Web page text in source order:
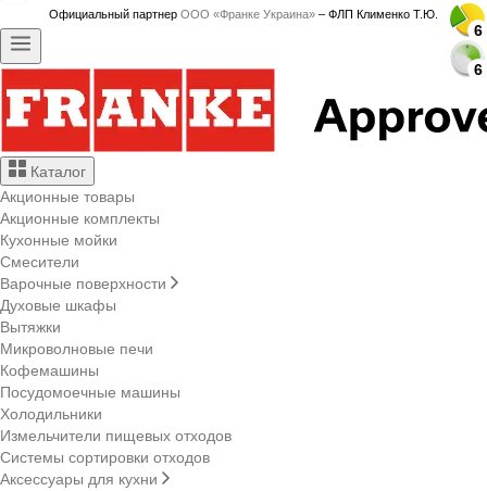
Официальный партнер ООО «Франке Украина» – ФЛП Клименко Т.Ю.
Каталог
Акционные товары
Акционные комплекты
Кухонные мойки
Смесители
Варочные поверхности
Духовые шкафы
Вытяжки
Микроволновые печи
Кофемашины
Посудомоечные машины
Холодильники
Измельчители пищевых отходов
Системы сортировки отходов
Аксессуары для кухни
6
6
6
6
6
6
6
6
6
6
6
6
6
6
6
6
6
6
6
6
6
6
6
6
6
6
6
6